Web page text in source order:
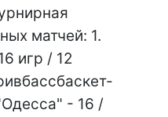
матчей: 1.
игр / 12
- 16 /